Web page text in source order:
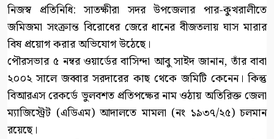
নিজস্ব প্রতিনিধি: সাতক্ষীরা সদর উপজেলার পার-কুখরালীতে
জমিজমা সংক্রান্ত বিরোধের জেরে ধানের বীজতলায় ঘাস মারার
বিষ প্রয়োগ করার অভিযোগ উঠেছে।
পৌরসভার ৫ নম্বর ওয়ার্ডের বাসিন্দা আবু সাইদ জানান, তাঁর বাবা
২০০২ সালে জব্বার সরদারের কাছ থেকে জমিটি কেনেন। কিন্তু
বিআরএস রেকর্ডে ভুলবশত প্রতিপক্ষের নাম ওঠায় অতিরিক্ত জেলা
ম্যাজিস্ট্রেট (এডিএম) আদালতে মামলা (নং ১৯৩৭/২৫) চলমান
রয়েছে।